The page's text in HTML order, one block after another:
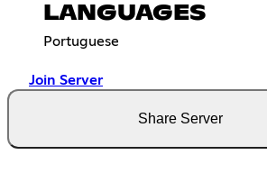
LANGUAGES
Portuguese
Join Server
Share Server